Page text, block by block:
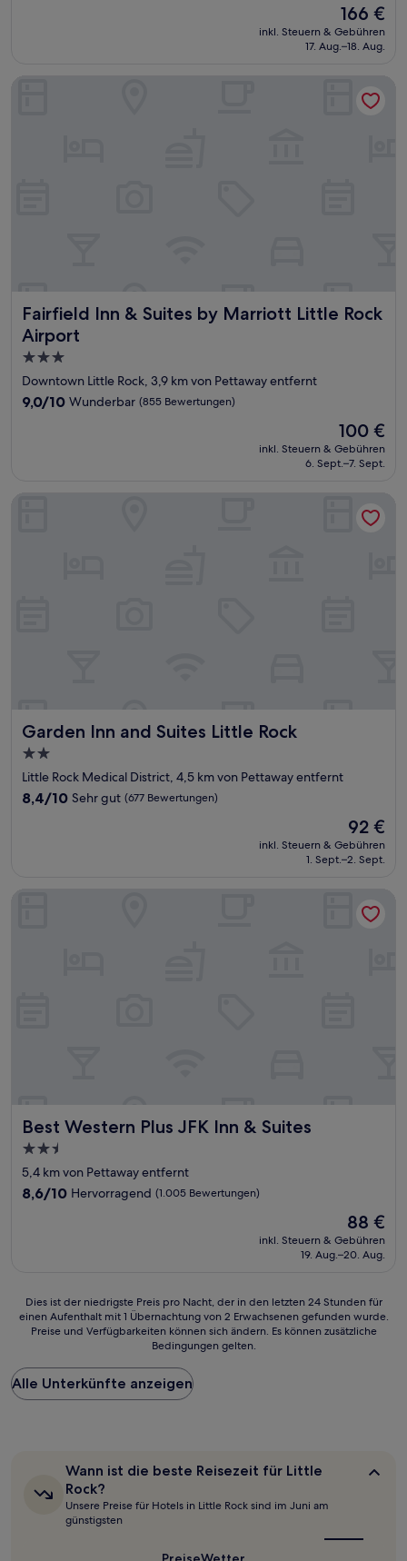
Der
Preis
beträgt
166 €
inkl. Steuern & Gebühren
17. Aug.–18. Aug.
Fairfield Inn & Suites by Marriott Little Rock
Airport
Fairfield Inn & Suites by Marriott Little Rock Airport
3.0-
Sterne-
Unterkunft
Downtown Little Rock, 3,9 km von Pettaway entfernt
9.0
9,0/10 Wunderbar (855 Bewertungen)
Der
Preis
beträgt
100 €
inkl. Steuern & Gebühren
6. Sept.–7. Sept.
Fairfield Inn & Suites by Marriott Little Rock Airport
Garden Inn and Suites Little Rock
Garden Inn and Suites Little Rock
2.0-
Sterne-
Unterkunft
Little Rock Medical District, 4,5 km von Pettaway entfernt
8.4
Bewertungen)
8,4/10 Sehr gut (677 Bewertungen)
Der
Preis
beträgt
92 €
inkl. Steuern & Gebühren
1. Sept.–2. Sept.
Best Western Plus JFK Inn & Suites
Best Western Plus JFK Inn & Suites
2.5-
Sterne-
Unterkunft
5,4 km von Pettaway entfernt
8.6
8,6/10 Hervorragend (1.005 Bewertungen)
Der
Preis
beträgt
88 €
inkl. Steuern & Gebühren
19. Aug.–20. Aug.
Best Western Plus JFK Inn & Suites
Dies
ist
Preis
pro
Nacht,
24 Stunden
Aufenthalt
Dies ist der niedrigste Preis pro Nacht, der in den letzten 24 Stunden für
einen Aufenthalt mit 1 Übernachtung von 2 Erwachsenen gefunden wurde.
Preise und Verfügbarkeiten können sich ändern. Es können zusätzliche
Bedingungen gelten.
Alle Unterkünfte anzeigen
Wann
ist
die
beste
Reisezeit
Wann ist die beste Reisezeit für Little
Rock?
Unsere Preise für Hotels in Little Rock sind im Juni am
günstigsten